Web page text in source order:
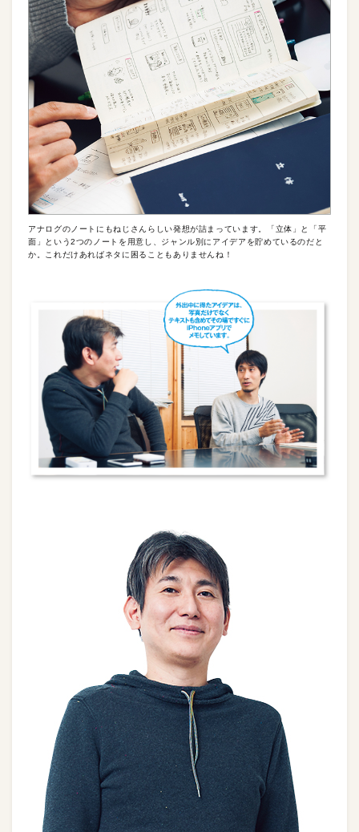
アナログのノートにもねじさんらしい発想が詰まっています。「立体」と「平
面」という2つのノートを用意し、ジャンル別にアイデアを貯めているのだと
か。これだけあればネタに困ることもありませんね！